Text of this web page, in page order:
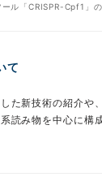
ル「CRISPR-Cpf1」
て
た新技術の紹介や
読み物を中心に構